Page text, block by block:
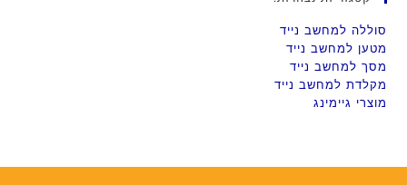
סוללה למחשב נייד
מטען למחשב נייד
מסך למחשב נייד
מקלדת למחשב נייד
מוצרי גיימינג